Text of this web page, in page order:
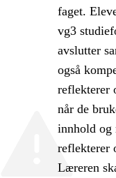
faget.
vg3
avslutter
også
reflekterer
når de
innhold og
reflekterer
Læreren